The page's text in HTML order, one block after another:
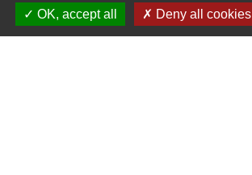
Office de Tourisme Coeur de Savoie
OK, accept all
Deny all cookies